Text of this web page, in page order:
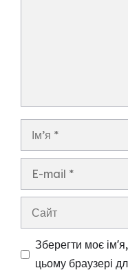
Ім’я
Сайт
Зберегти моє
цьому браузері